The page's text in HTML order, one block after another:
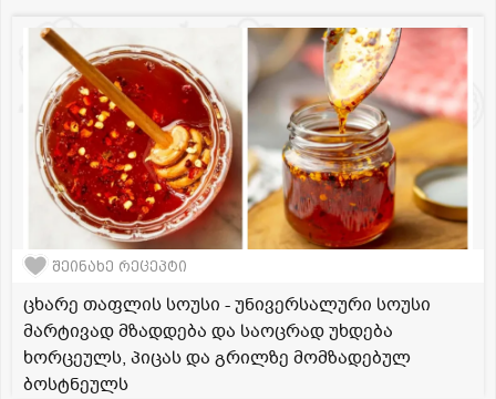
შეინახე რეცეპტი
ცხარე თაფლის სოუსი - უნივერსალური სოუსი
მარტივად მზადდება და საოცრად უხდება
ხორცეულს, პიცას და გრილზე მომზადებულ
ბოსტნეულს